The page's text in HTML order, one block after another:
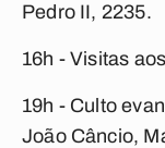
Pedro II, 2235.
16h - Visitas
19h - Culto
João Câncio,